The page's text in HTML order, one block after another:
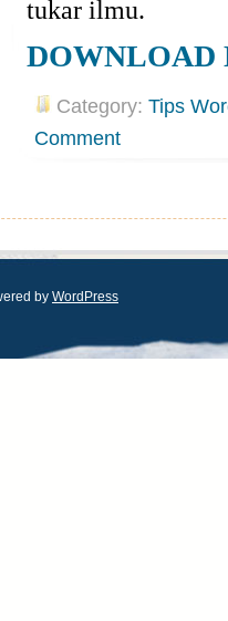
tukar ilmu.
DOWNLOAD
Category: Tips
Comment
by WordPress